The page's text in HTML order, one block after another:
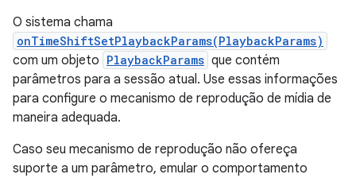
O sistema chama
onTimeShiftSetPlaybackParams(PlaybackParams)
com um objeto PlaybackParams que contém
parâmetros para a sessão atual. Use essas informações
para configure o mecanismo de reprodução de mídia de
maneira adequada.
Caso seu mecanismo de reprodução não ofereça
suporte a um parâmetro, emular o comportamento